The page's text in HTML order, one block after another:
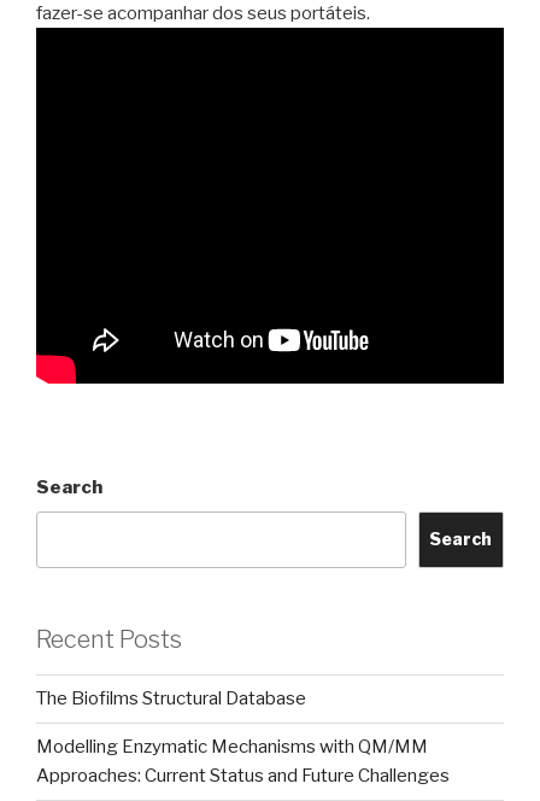
fazer-se acompanhar dos seus portáteis.
Search
Search
Recent Posts
The Biofilms Structural Database
Modelling Enzymatic Mechanisms with QM/MM
Approaches: Current Status and Future Challenges